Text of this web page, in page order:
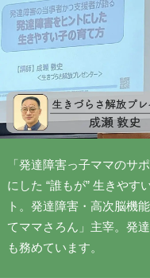
「発達障害っ子ママのサ
にした “誰もが” 生きやす
ト。発達障害・高次脳機
てママさろん」主宰。発
も務めています。